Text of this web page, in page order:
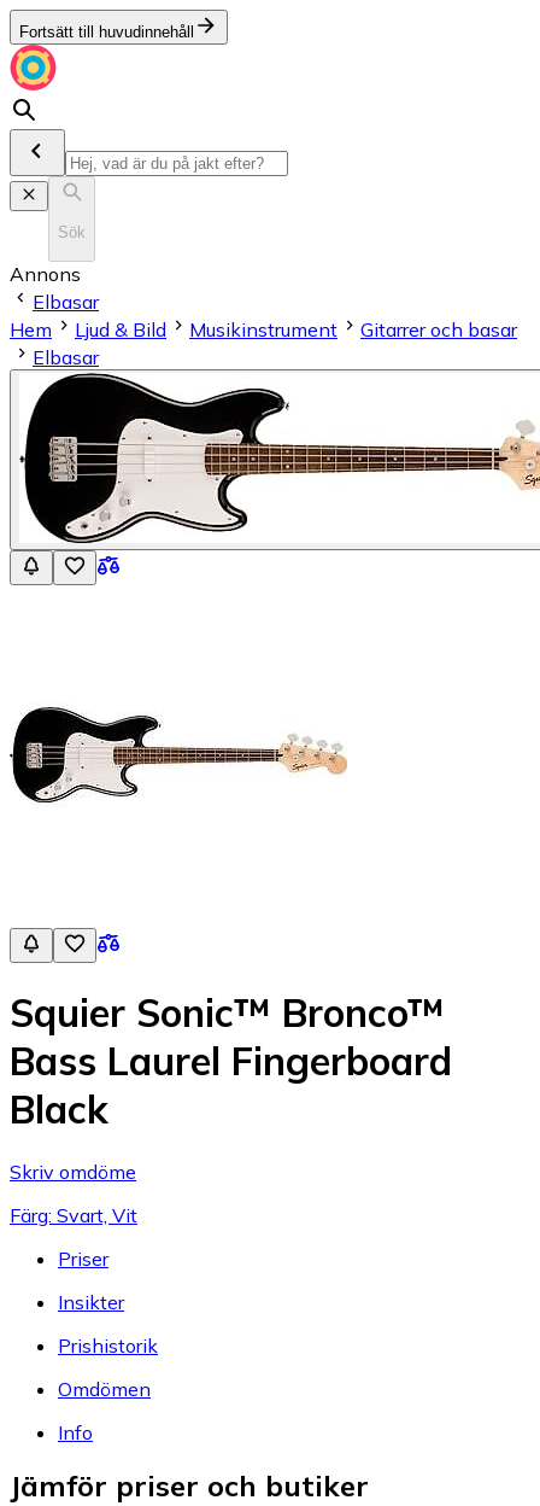
Fortsätt till huvudinnehåll
Sök
Annons
Elbasar
Hem
Ljud & Bild Musikinstrument
Gitarrer och basar
Elbasar
Squier Sonic™ Bronco™
Bass Laurel Fingerboard
Black
Skriv omdöme
Färg: Svart, Vit
Priser
Insikter
Prishistorik
Omdömen
Info
Jämför priser och butiker